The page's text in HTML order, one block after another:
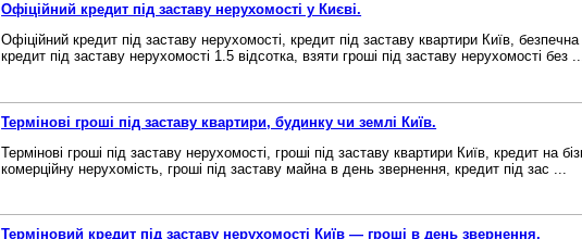
Офіційний кредит під заставу нерухомості у Києві.
Офіційний кредит під заставу нерухомості, кредит під заставу квартири Київ,
кредит під заставу нерухомості 1.5 відсотка, взяти гроші під заставу нерухомості без ...
Термінові гроші під заставу квартири, будинку чи землі Київ.
Термінові гроші під заставу нерухомості, гроші під заставу квартири Київ, кредит на
комерційну нерухомість, гроші під заставу майна в день звернення, кредит під зас ...
Терміновий кредит під заставу нерухомості Київ — гроші в день звернення.